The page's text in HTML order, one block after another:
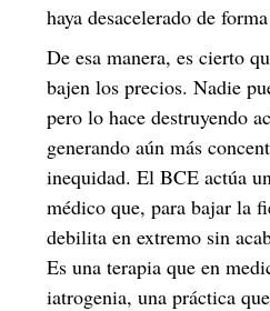
haya desacelerado de
De esa manera, es cierto
bajen los precios. Nadie
pero lo hace destruyendo
generando aún más
inequidad. El BCE actúa
médico que, para bajar la
debilita en extremo sin
Es una terapia que en
iatrogenia, una práctica